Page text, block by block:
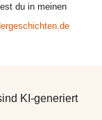
du in meinen
KI-generiert